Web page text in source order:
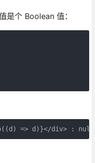
是个 Boolean 值：
=> d)}</div> :